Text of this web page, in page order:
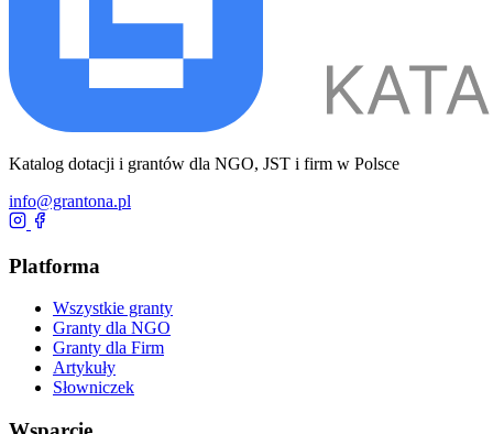
Katalog dotacji i grantów dla NGO, JST i firm w Polsce
info@grantona.pl
Platforma
Wszystkie granty
Granty dla NGO
Granty dla Firm
Artykuły
Słowniczek